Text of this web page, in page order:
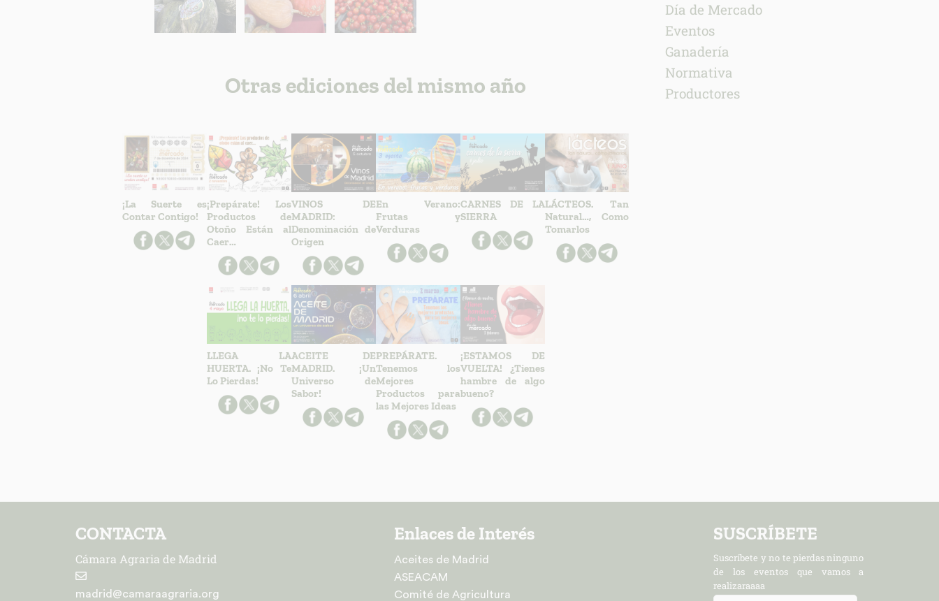
Otras ediciones del mismo año
¡La Suerte es
Contar Contigo!
¡Prepárate! Los
Productos de
Otoño Están al
Caer…
VINOS DE
MADRID:
Denominación de
Origen
En Verano:
Frutas y
Verduras
CARNES DE LA
SIERRA
LÁCTEOS. Tan
Natural…, Como
Tomarlos
LLEGA LA
HUERTA. ¡No Te
Lo Pierdas!
ACEITE DE
MADRID. ¡Un
Universo de
Sabor!
PREPÁRATE.
Tenemos los
Mejores
Productos para
las Mejores Ideas
¡ESTAMOS DE
VUELTA! ¿Tienes
hambre de algo
bueno?
Día de Mercado
Eventos
Ganadería
Normativa
Productores
CONTACTA
Cámara Agraria de Madrid
madrid@camaraagraria.org
Enlaces de Interés
Aceites de Madrid
ASEACAM
Comité de Agricultura
SUSCRÍBETE
Suscríbete y no te pierdas ninguno
de los eventos que vamos a
realizaraaaa